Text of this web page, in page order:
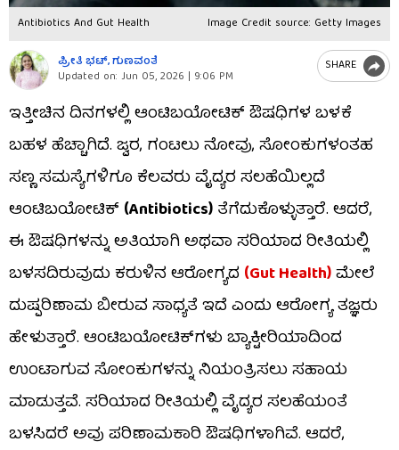
Antibiotics And Gut Health Image Credit source: Getty Images
ಪ್ರೀತಿ ಭಟ್​, ಗುಣವಂತೆ
Updated on: Jun 05, 2026 | 9:06 PM
SHARE
ಇತ್ತೀಚಿನ ದಿನಗಳಲ್ಲಿ ಆಂಟಿಬಯೋಟಿಕ್ ಔಷಧಿಗಳ ಬಳಕೆ
ಬಹಳ ಹೆಚ್ಚಾಗಿದೆ. ಜ್ವರ, ಗಂಟಲು ನೋವು, ಸೋಂಕುಗಳಂತಹ
ಸಣ್ಣ ಸಮಸ್ಯೆಗಳಿಗೂ ಕೆಲವರು ವೈದ್ಯರ ಸಲಹೆಯಿಲ್ಲದೆ
ಆಂಟಿಬಯೋಟಿಕ್ (Antibiotics)ತೆಗೆದುಕೊಳ್ಳುತ್ತಾರೆ. ಆದರೆ,
ಈ ಔಷಧಿಗಳನ್ನು ಅತಿಯಾಗಿ ಅಥವಾ ಸರಿಯಾದ ರೀತಿಯಲ್ಲಿ
ಬಳಸದಿರುವುದು ಕರುಳಿನ ಆರೋಗ್ಯದ (Gut Health)ಮೇಲೆ
ದುಷ್ಪರಿಣಾಮ ಬೀರುವ ಸಾಧ್ಯತೆ ಇದೆ ಎಂದು ಆರೋಗ್ಯ ತಜ್ಞರು
ಹೇಳುತ್ತಾರೆ. ಆಂಟಿಬಯೋಟಿಕ್‌ಗಳು ಬ್ಯಾಕ್ಟೀರಿಯಾದಿಂದ
ಉಂಟಾಗುವ ಸೋಂಕುಗಳನ್ನು ನಿಯಂತ್ರಿಸಲು ಸಹಾಯ
ಮಾಡುತ್ತವೆ. ಸರಿಯಾದ ರೀತಿಯಲ್ಲಿ ವೈದ್ಯರ ಸಲಹೆಯಂತೆ
ಬಳಸಿದರೆ ಅವು ಪರಿಣಾಮಕಾರಿ ಔಷಧಿಗಳಾಗಿವೆ. ಆದರೆ,